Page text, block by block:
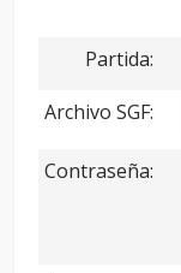
Partida:
Archivo SGF:
Contraseña: